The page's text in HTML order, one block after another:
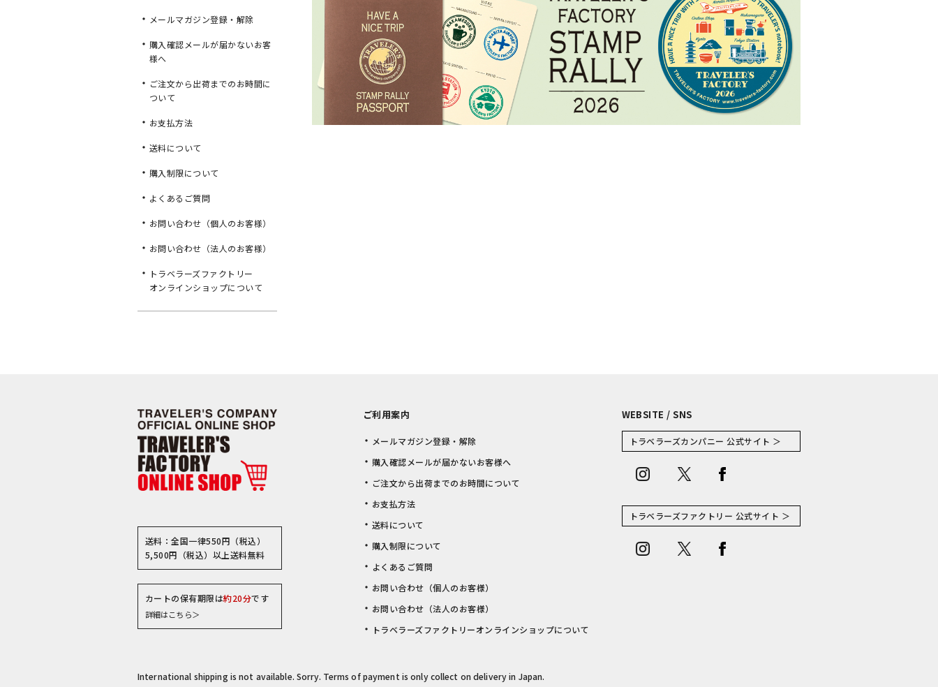
メールマガジン登録・解除
購入確認メールが届かないお客
様へ
ご注文から出荷までのお時間に
ついて
お支払方法
送料について
購入制限について
よくあるご質問
お問い合わせ（個人のお客様）
お問い合わせ（法人のお客様）
トラベラーズファクトリー
オンラインショップについて
送料：全国一律550円（税込）
5,500円（税込）以上送料無料
カートの保有期限は約20分です
詳細はこちら＞
ご利用案内
メールマガジン登録・解除
購入確認メールが届かないお客様へ
ご注文から出荷までのお時間について
お支払方法
送料について
購入制限について
よくあるご質問
お問い合わせ（個人のお客様）
お問い合わせ（法人のお客様）
トラベラーズファクトリーオンラインショップについて
WEBSITE / SNS
トラベラーズカンパニー 公式サイト ＞
トラベラーズファクトリー 公式サイト ＞
International shipping is not available. Sorry. Terms of payment is only collect on delivery in Japan.